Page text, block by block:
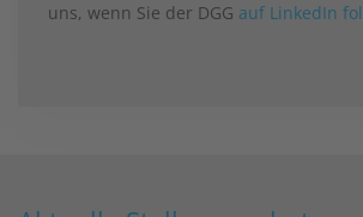
uns, wenn Sie der DGG auf LinkedIn